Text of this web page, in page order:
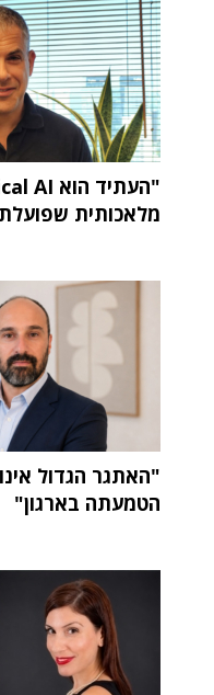
מלאכותית
הטמעתה בארגון"